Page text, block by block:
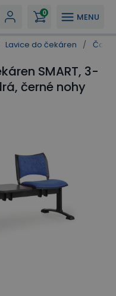
MENU
0
Lavice do čekáren /
SMART, 3-
černé nohy